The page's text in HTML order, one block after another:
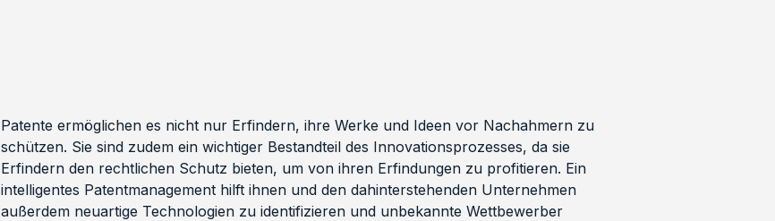
Patente ermöglichen es nicht nur Erfindern, ihre Werke und Ideen vor Nachahmern zu
schützen. Sie sind zudem ein wichtiger Bestandteil des Innovationsprozesses, da sie
Erfindern den rechtlichen Schutz bieten, um von ihren Erfindungen zu profitieren. Ein
intelligentes Patentmanagement hilft ihnen und den dahinterstehenden Unternehmen
außerdem neuartige Technologien zu identifizieren und unbekannte Wettbewerber